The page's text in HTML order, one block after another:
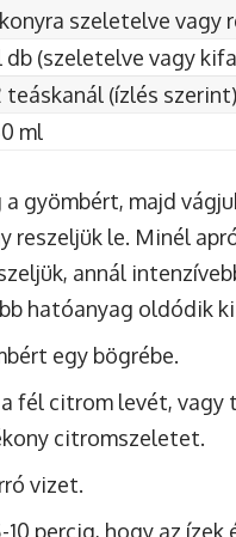
szeletelve vagy
db (szeletelve vagy
teáskanál (ízlés szerint)
ml
gyömbért, majd
reszeljük le. Minél
annál
hatóanyag oldódik
egy bögrébe.
a fél citrom levét, vagy
citromszeletet.
vizet.
percig, hogy az ízek